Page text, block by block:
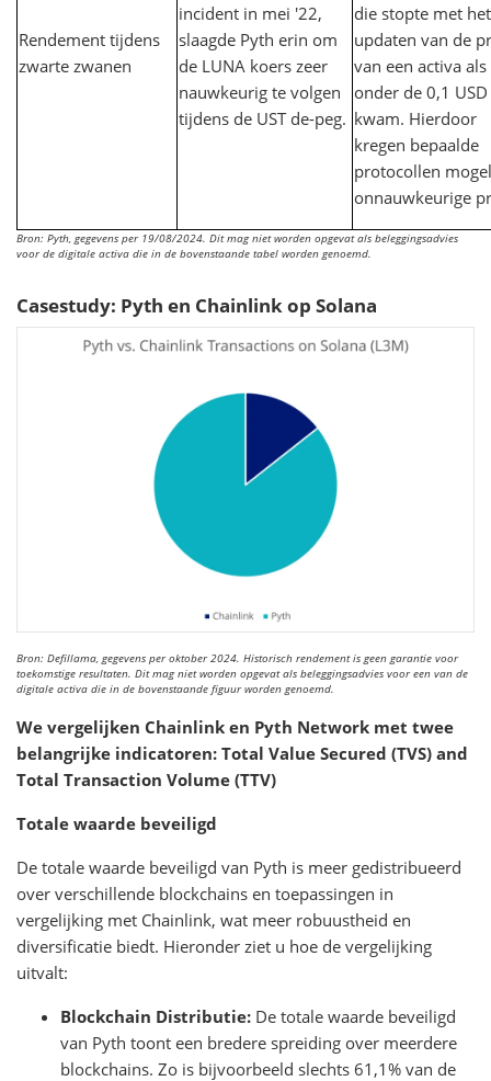
Rendement tijdens
zwarte zwanen
incident in mei '22,
slaagde Pyth erin om
de LUNA koers zeer
nauwkeurig te volgen
tijdens de UST de-peg.
die stopte met het
updaten van de
van een activa als
onder de 0,1 USD
kwam. Hierdoor
kregen bepaalde
protocollen
onnauwkeurige
Bron: Pyth, gegevens per 19/08/2024. Dit mag niet worden opgevat als beleggingsadvies
voor de digitale activa die in de bovenstaande tabel worden genoemd.
Casestudy: Pyth en Chainlink op Solana
Bron: Defillama, gegevens per oktober 2024. Historisch rendement is geen garantie voor
toekomstige resultaten. Dit mag niet worden opgevat als beleggingsadvies voor een van de
digitale activa die in de bovenstaande figuur worden genoemd.
We vergelijken Chainlink en Pyth Network met twee
belangrijke indicatoren: Total Value Secured (TVS) and
Total Transaction Volume (TTV)
Totale waarde beveiligd
De totale waarde beveiligd van Pyth is meer gedistribueerd
over verschillende blockchains en toepassingen in
vergelijking met Chainlink, wat meer robuustheid en
diversificatie biedt. Hieronder ziet u hoe de vergelijking
uitvalt:
Blockchain Distributie: De totale waarde beveiligd
van Pyth toont een bredere spreiding over meerdere
blockchains. Zo is bijvoorbeeld slechts 61,1% van de